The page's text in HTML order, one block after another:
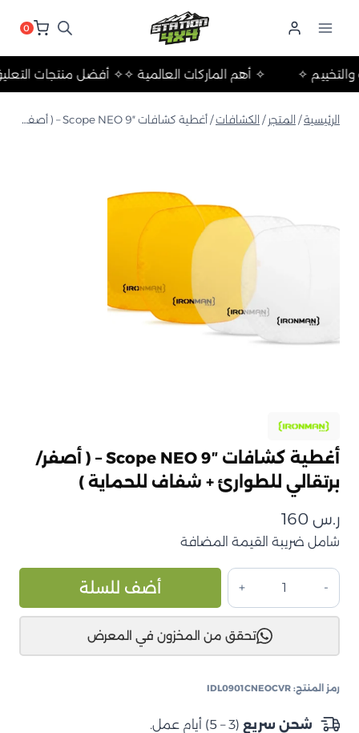
0
✧ أفضل منتجات✧ أهم الماركات العالمية ✧ والتخييم ✧
الرئيسية/ المتجر / الكشافات/ أغطية كشافات Scope NEO 9″ – ( أصفر/برتقالي للطوارئ + شفاف للحماية )
أغطية كشافات Scope NEO 9″ – ( أصفر/
برتقالي للطوارئ + شفاف للحماية )
ر.س
شامل ضريبة القيمة المضافة
كمية
أغطية
كشافات
NEO
–
(
أضف للسلة
تحقق من المخزون في المعرض
رمز المنتج: IDL0901CNEOCVR
شحن سريع (3 – 5) أيام عمل.